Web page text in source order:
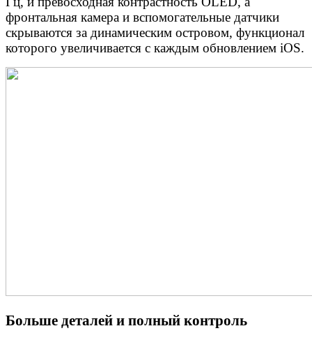
фронтальная камера и вспомогательные датчики
скрываются за динамическим островом, функционал
которого увеличивается с каждым обновлением iOS.
Больше деталей и полный контроль